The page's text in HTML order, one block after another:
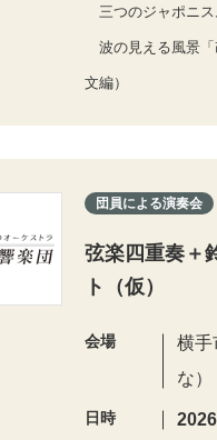
三つのジャポニス
波の見える風景「
文編）
団員による演奏会
弦楽四重奏＋
ト（仮）
会場
横手
な）
日時